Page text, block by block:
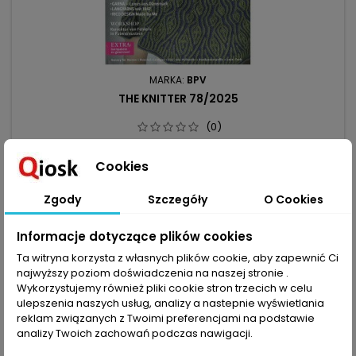
MARKA: BPV
THE KNITTER 78/2025
(0)
ażurami i bufiastymi rękawami albo żakardowa kamizelka -
już na wstępie jest na czym zawiesić oko.Dalej kolejne
warkoczowe kompozycje, gładki sweter szeroki jak poncho,
dopasowany model z kominem i kardigan z grubej włóczki,
którego ozdobą jest...
Dodaj do koszyka
favorite_border
Cookies
Zgody Szczegóły O Cookies
Informacje dotyczące plików cookies
Ta witryna korzysta z własnych plików cookie, aby zapewnić Ci
najwyższy poziom doświadczenia na naszej stronie .
Wykorzystujemy również pliki cookie stron trzecich w celu
ulepszenia naszych usług, analizy a nastepnie wyświetlania
reklam związanych z Twoimi preferencjami na podstawie
analizy Twoich zachowań podczas nawigacji.